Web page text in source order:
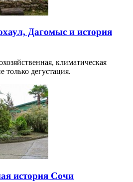
Дагомыс и история
климатическая
только дегустация.
история Сочи